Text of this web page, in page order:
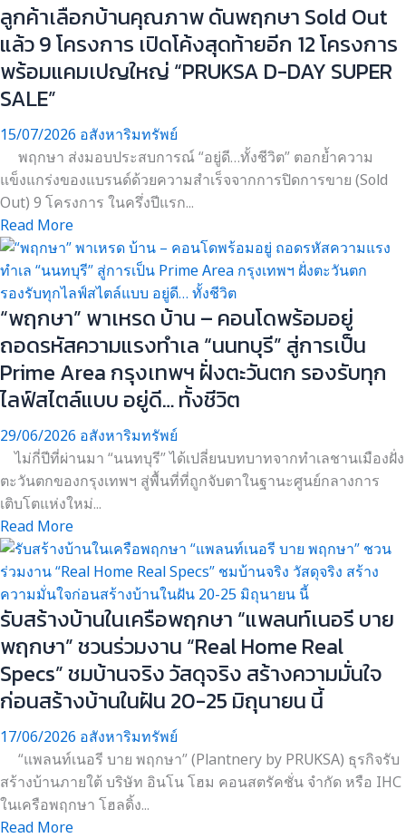
ลูกค้าเลือกบ้านคุณภาพ ดันพฤกษา Sold Out
แล้ว 9 โครงการ เปิดโค้งสุดท้ายอีก 12 โครงการ
พร้อมแคมเปญใหญ่ “PRUKSA D-DAY SUPER
SALE”
15/07/2026 อสังหาริมทรัพย์
พฤกษา ส่งมอบประสบการณ์ “อยู่ดี…ทั้งชีวิต” ตอกย้ำความ
แข็งแกร่งของแบรนด์ด้วยความสำเร็จจากการปิดการขาย (Sold
Out) 9 โครงการ ในครึ่งปีแรก...
Read More
“พฤกษา” พาเหรด บ้าน – คอนโดพร้อมอยู่
ถอดรหัสความแรงทำเล “นนทบุรี” สู่การเป็น
Prime Area กรุงเทพฯ ฝั่งตะวันตก รองรับทุก
ไลฟ์สไตล์แบบ อยู่ดี… ทั้งชีวิต
29/06/2026 อสังหาริมทรัพย์
ไม่กี่ปีที่ผ่านมา “นนทบุรี” ได้เปลี่ยนบทบาทจากทำเลชานเมืองฝั่ง
ตะวันตกของกรุงเทพฯ สู่พื้นที่ที่ถูกจับตาในฐานะศูนย์กลางการ
เติบโตแห่งใหม่...
Read More
รับสร้างบ้านในเครือพฤกษา “แพลนท์เนอรี บาย
พฤกษา” ชวนร่วมงาน “Real Home Real
Specs” ชมบ้านจริง วัสดุจริง สร้างความมั่นใจ
ก่อนสร้างบ้านในฝัน 20-25 มิถุนายน นี้
17/06/2026 อสังหาริมทรัพย์
“แพลนท์เนอรี บาย พฤกษา” (Plantnery by PRUKSA) ธุรกิจรับ
สร้างบ้านภายใต้ บริษัท อินโน โฮม คอนสตรัคชั่น จำกัด หรือ IHC
ในเครือพฤกษา โฮลดิ้ง...
Read More